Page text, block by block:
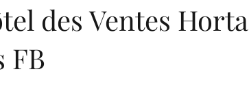
des Ventes Horta
FB